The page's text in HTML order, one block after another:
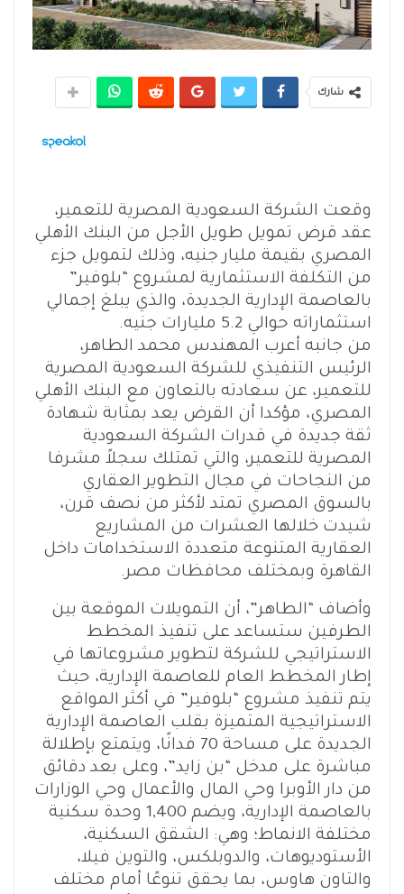
شارك
وقعت الشركة السعودية المصرية للتعمير،
عقد قرض تمويل طويل الأجل من البنك الأهلي
المصري بقيمة مليار جنيه، وذلك لتمويل جزء
من التكلفة الاستثمارية لمشروع “بلوفير”
بالعاصمة الإدارية الجديدة، والذي يبلغ إجمالي
استثماراته حوالي 5.2 مليارات جنيه.
من جانبه أعرب المهندس محمد الطاهر،
الرئيس التنفيذي للشركة السعودية المصرية
للتعمير، عن سعادته بالتعاون مع البنك الأهلي
المصري، مؤكدا أن القرض يعد بمثابة شهادة
ثقة جديدة في قدرات الشركة السعودية
المصرية للتعمير، والتي تمتلك سجلاً مشرفا
من النجاحات في مجال التطوير العقاري
بالسوق المصري تمتد لأكثر من نصف قرن،
شيدت خلالها العشرات من المشاريع
العقارية المتنوعة متعددة الاستخدامات داخل
القاهرة وبمختلف محافظات مصر.
وأضاف “الطاهر”، أن التمويلات الموقعة بين
الطرفين ستساعد على تنفيذ المخطط
الاستراتيجي للشركة لتطوير مشروعاتها في
إطار المخطط العام للعاصمة الإدارية، حيث
يتم تنفيذ مشروع “بلوفير” في أكثر المواقع
الاستراتيجية المتميزة بقلب العاصمة الإدارية
الجديدة على مساحة 70 فدانًا، ويتمتع بإطلالة
مباشرة على مدخل “بن زايد”، وعلى بعد دقائق
من دار الأوبرا وحي المال والأعمال وحي الوزارات
بالعاصمة الإدارية، ويضم 1,400 وحدة سكنية
مختلفة الانماط؛ وهي: الشقق السكنية،
الأستوديوهات، والدوبلكس، والتوين فيلا،
والتاون هاوس، بما يحقق تنوعًا أمام مختلف